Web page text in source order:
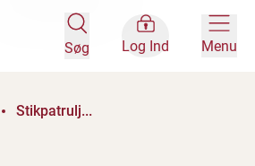
Søg Log Ind Menu
Stikpatrulj...